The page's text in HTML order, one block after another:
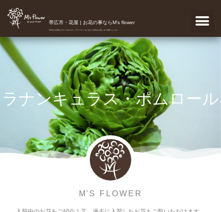
帯広市・花屋 | お花の事ならM's flower
帯広市のお花屋さんM's flowerです。フラワーギフトなどあなたの気持ちを真心こめて宅配いたします。
ラナンキュラス・ポムロール
M'S FLOWER